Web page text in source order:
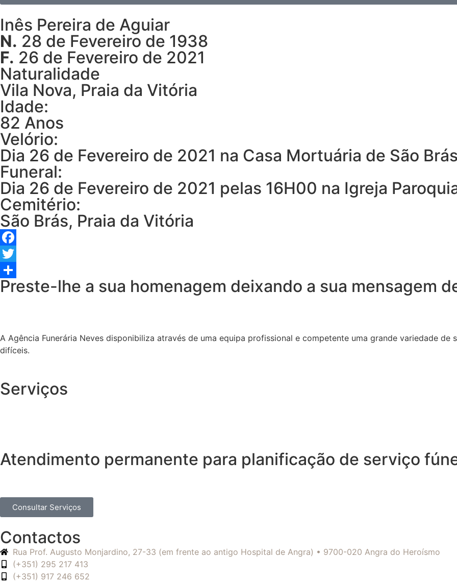
Inês Pereira de Aguiar
N. 28 de Fevereiro de 1938
F. 26 de Fevereiro de 2021
Naturalidade
Vila Nova, Praia da Vitória
Idade:
82 Anos
Velório:
Dia 26 de Fevereiro de 2021 na Casa Mortuária de São
Funeral:
Dia 26 de Fevereiro de 2021 pelas 16H00 na Igreja
Cemitério:
São Brás, Praia da Vitória
Facebook
Twitter
Share
Preste-lhe a sua homenagem deixando a sua mensagem
A Agência Funerária Neves disponibiliza através de uma equipa profissional e competente uma grande variedade de
difíceis.
Serviços
Atendimento permanente para planificação de serviço
Consultar Serviços
Contactos
Rua Prof. Augusto Monjardino, 27-33 (em frente ao antigo Hospital de Angra) • 9700-020 Angra do Heroísmo
(+351) 295 217 413
(+351) 917 246 652